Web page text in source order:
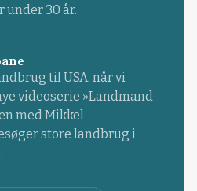
under 30 år.
til USA, når vi
videoserie »Landmand
med Mikkel
store landbrug i